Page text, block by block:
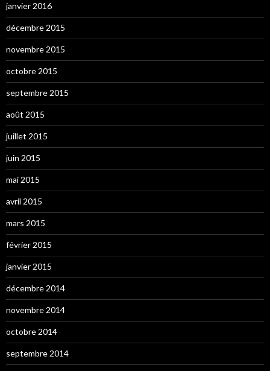
janvier 2016
décembre 2015
novembre 2015
octobre 2015
septembre 2015
août 2015
juillet 2015
juin 2015
mai 2015
avril 2015
mars 2015
février 2015
janvier 2015
décembre 2014
novembre 2014
octobre 2014
septembre 2014